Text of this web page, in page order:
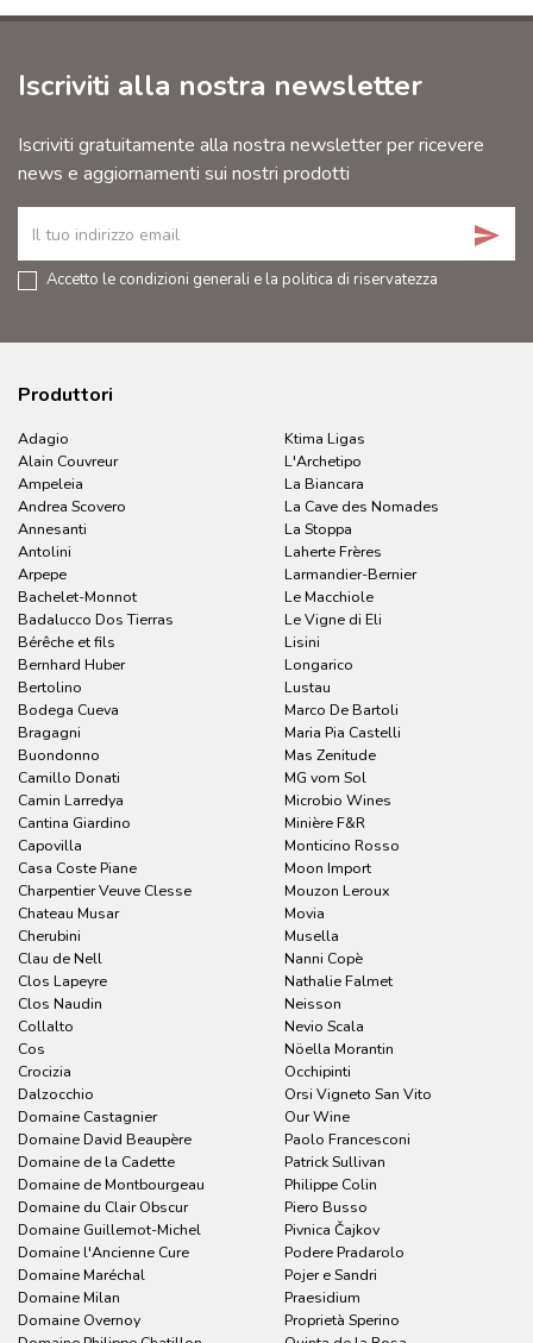
Iscriviti alla nostra newsletter
Iscriviti gratuitamente alla nostra newsletter per ricevere
news e aggiornamenti sui nostri prodotti
send
Accetto le condizioni generali e la politica di riservatezza
Produttori
Adagio
Alain Couvreur
Ampeleia
Andrea Scovero
Annesanti
Antolini
Arpepe
Bachelet-Monnot
Badalucco Dos Tierras
Bérêche et fils
Bernhard Huber
Bertolino
Bodega Cueva
Bragagni
Buondonno
Camillo Donati
Camin Larredya
Cantina Giardino
Capovilla
Casa Coste Piane
Charpentier Veuve Clesse
Chateau Musar
Cherubini
Clau de Nell
Clos Lapeyre
Clos Naudin
Collalto
Cos
Crocizia
Dalzocchio
Domaine Castagnier
Domaine David Beaupère
Domaine de la Cadette
Domaine de Montbourgeau
Domaine du Clair Obscur
Domaine Guillemot-Michel
Domaine l'Ancienne Cure
Domaine Maréchal
Domaine Milan
Domaine Overnoy
Ktima Ligas
L'Archetipo
La Biancara
La Cave des Nomades
La Stoppa
Laherte Frères
Larmandier-Bernier
Le Macchiole
Le Vigne di Eli
Lisini
Longarico
Lustau
Marco De Bartoli
Maria Pia Castelli
Mas Zenitude
MG vom Sol
Microbio Wines
Minière F&R
Monticino Rosso
Moon Import
Mouzon Leroux
Movia
Musella
Nanni Copè
Nathalie Falmet
Neisson
Nevio Scala
Nöella Morantin
Occhipinti
Orsi Vigneto San Vito
Our Wine
Paolo Francesconi
Patrick Sullivan
Philippe Colin
Piero Busso
Pivnica Čajkov
Podere Pradarolo
Pojer e Sandri
Praesidium
Proprietà Sperino